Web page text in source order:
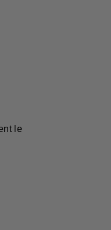
le